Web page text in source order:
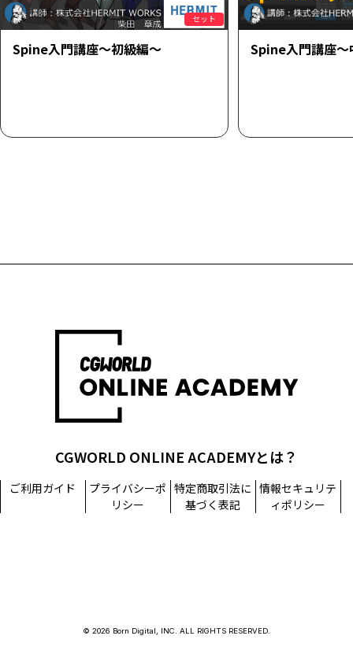
セット
Spine入門講座～初級編～ Spine入門講座～
CGWORLD ONLINE ACADEMYとは？
ご利用ガイド
プライバシーポ
リシー
特定商取引法に
基づく表記
情報セキュリテ
ィポリシー
© 2026 Born Digital, INC. ALL RIGHTS RESERVED.